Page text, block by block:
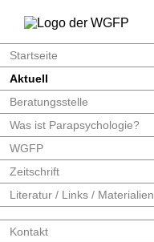
Startseite
Aktuell
Beratungsstelle
Was ist Parapsychologie?
WGFP
Zeitschrift
Literatur / Links / Materialien
Kontakt